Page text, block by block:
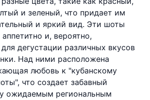
и зеленый, что придает им
и яркий вид. Эти шоты
и, вероятно,
дегустации различных вкусов
Над ними расположена
любовь к "кубанскому
что создает забавный
ожидаемым региональным